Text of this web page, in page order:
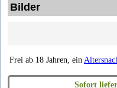
Bilder
Frei ab 18 Jahren, ein
Sofort